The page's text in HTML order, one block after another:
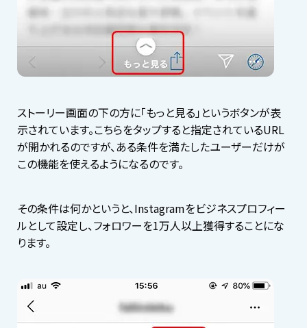
ストーリー画面の下の方に「もっと見る」というボタンが表
示されています。こちらをタップすると指定されているURL
が開かれるのですが、ある条件を満たしたユーザーだけが
この機能を使えるようになるのです。
その条件は何かというと、Instagramをビジネスプロフィー
ルとして設定し、フォロワーを1万人以上獲得することにな
ります。